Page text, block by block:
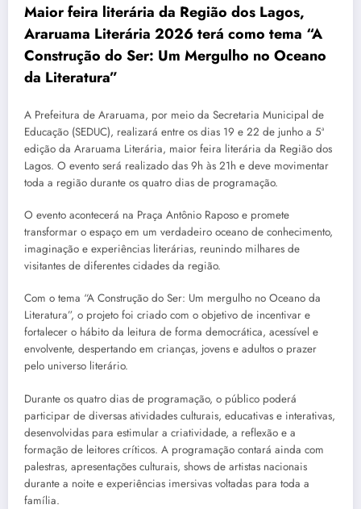
Maior feira literária da Região dos Lagos,
Araruama Literária 2026 terá como tema “A
Construção do Ser: Um Mergulho no Oceano
da Literatura”
A Prefeitura de Araruama, por meio da Secretaria Municipal de
Educação (SEDUC), realizará entre os dias 19 e 22 de junho a 5ª
edição da Araruama Literária, maior feira literária da Região dos
Lagos. O evento será realizado das 9h às 21h e deve movimentar
toda a região durante os quatro dias de programação.
O evento acontecerá na Praça Antônio Raposo e promete
transformar o espaço em um verdadeiro oceano de conhecimento,
imaginação e experiências literárias, reunindo milhares de
visitantes de diferentes cidades da região.
Com o tema “A Construção do Ser: Um mergulho no Oceano da
Literatura”, o projeto foi criado com o objetivo de incentivar e
fortalecer o hábito da leitura de forma democrática, acessível e
envolvente, despertando em crianças, jovens e adultos o prazer
pelo universo literário.
Durante os quatro dias de programação, o público poderá
participar de diversas atividades culturais, educativas e interativas,
desenvolvidas para estimular a criatividade, a reflexão e a
formação de leitores críticos. A programação contará ainda com
palestras, apresentações culturais, shows de artistas nacionais
durante a noite e experiências imersivas voltadas para toda a
família.